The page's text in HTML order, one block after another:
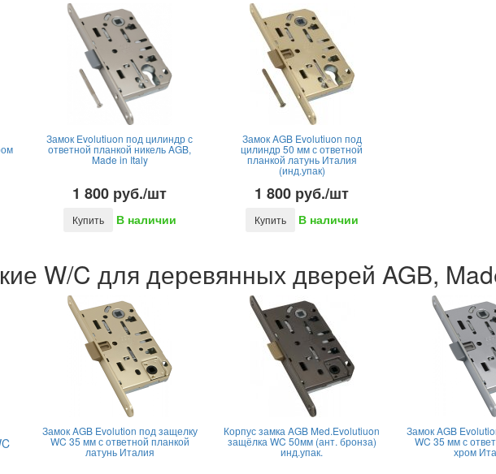
Замок Evolutiuon под цилиндр с
ответной планкой никель AGB,
Made in Italy
1 800 руб./шт
Купить В наличии
Замок AGB Evolutiuon под
цилиндр 50 мм с ответной
планкой латунь Италия
(инд.упак)
1 800 руб./шт
Купить В наличии
W/C для деревянных дверей AGB,
Замок AGB Evolution под защелку
WC 35 мм с ответной планкой
латунь Италия
Корпус замка AGB Med.Evolutiuon
защёлка WC 50мм (ант. бронза)
инд.упак.
Замок AGB
WC 35 мм с
хром